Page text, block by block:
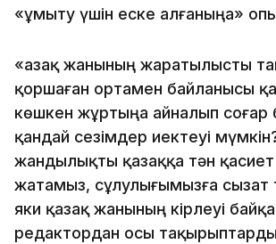
«ұмыту үшін еске алғаныңа»
«Қазақ жанының жаратылысты
қоршаған ортамен байланысы
көшкен жұртыңа айналып соғар
қандай сезімдер иектеуі
жандылықты қазаққа тән
жатамыз, сұлулығымызға сызат
яки қазақ жанының кірлеуі
редактордан осы